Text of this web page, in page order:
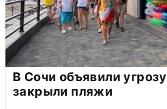
В Сочи объявили
закрыли пляжи